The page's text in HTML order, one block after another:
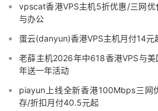
vpscat香港VPS主机5折优惠/三网
与办公
蛋云(danyun)香港VPS主机月付14元
老薛主机2026年中618香港VPS与
年送一年活动
piayun上线全新香港100Mbps三网
存/折扣月付40.5元起